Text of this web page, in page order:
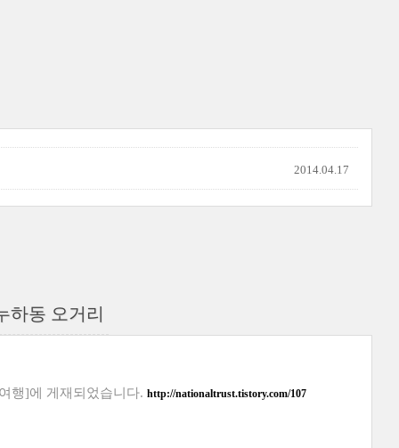
2014.04.17
하동 오거리
행]에 게재되었습니다. http://nationaltrust.tistory.com/107